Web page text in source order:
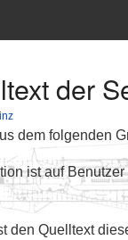
der
dem folgenden
ist auf
den Quelltext